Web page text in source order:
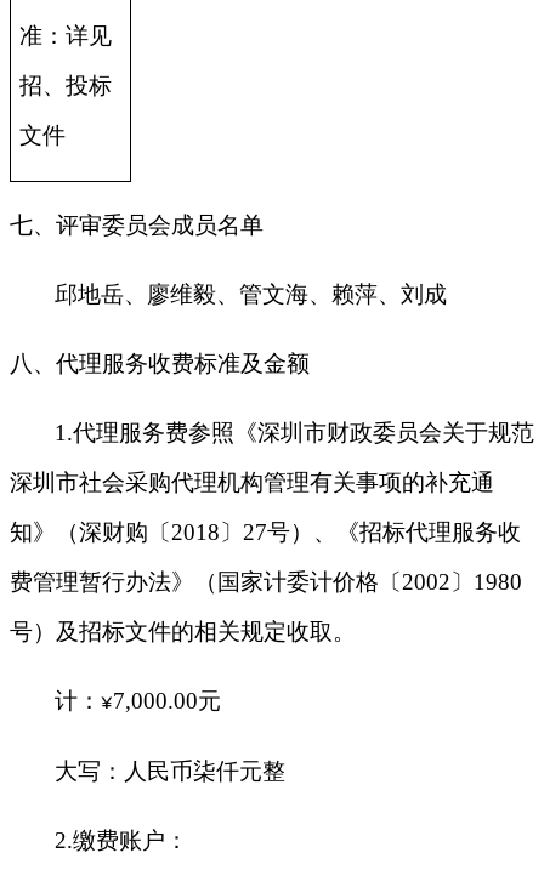
准：详见
招、投标
文件
七、评审委员会成员名单
邱地岳、廖维毅、管文海、赖萍、刘成
八、代理服务收费标准及金额
1.代理服务费参照《深圳市财政委员会关于规范
深圳市社会采购代理机构管理有关事项的补充通
知》（深财购〔2018〕27号）、《招标代理服务收
费管理暂行办法》（国家计委计价格〔2002〕1980
号）及招标文件的相关规定收取。
计： ¥7,000.00元
大写：人民币柒仟元整
2.缴费账户：